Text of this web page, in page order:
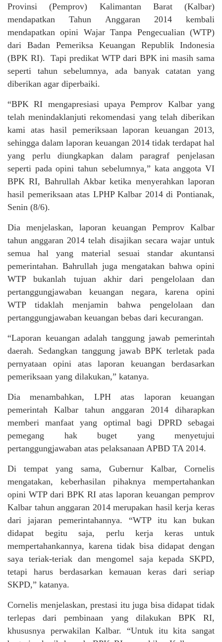
Provinsi (Pemprov) Kalimantan Barat (Kalbar)
mendapatkan Tahun Anggaran 2014 kembali
mendapatkan opini Wajar Tanpa Pengecualian (WTP)
dari Badan Pemeriksa Keuangan Republik Indonesia
(BPK RI). Tapi predikat WTP dari BPK ini masih sama
seperti tahun sebelumnya, ada banyak catatan yang
diberikan agar diperbaiki.
“BPK RI mengapresiasi upaya Pemprov Kalbar yang
telah menindaklanjuti rekomendasi yang telah diberikan
kami atas hasil pemeriksaan laporan keuangan 2013,
sehingga dalam laporan keuangan 2014 tidak terdapat hal
yang perlu diungkapkan dalam paragraf penjelasan
seperti pada opini tahun sebelumnya,” kata anggota VI
BPK RI, Bahrullah Akbar ketika menyerahkan laporan
hasil pemeriksaan atas LPHP Kalbar 2014 di Pontianak,
Senin (8/6).
Dia menjelaskan, laporan keuangan Pemprov Kalbar
tahun anggaran 2014 telah disajikan secara wajar untuk
semua hal yang material sesuai standar akuntansi
pemerintahan. Bahrullah juga mengatakan bahwa opini
WTP bukanlah tujuan akhir dari pengelolaan dan
pertanggungjawaban keuangan negara, karena opini
WTP tidaklah menjamin bahwa pengelolaan dan
pertanggungjawaban keuangan bebas dari kecurangan.
“Laporan keuangan adalah tanggung jawab pemerintah
daerah. Sedangkan tanggung jawab BPK terletak pada
pernyataan opini atas laporan keuangan berdasarkan
pemeriksaan yang dilakukan,” katanya.
Dia menambahkan, LPH atas laporan keuangan
pemerintah Kalbar tahun anggaran 2014 diharapkan
memberi manfaat yang optimal bagi DPRD sebagai
pemegang hak buget yang menyetujui
pertanggungjawaban atas pelaksanaan APBD TA 2014.
Di tempat yang sama, Gubernur Kalbar, Cornelis
mengatakan, keberhasilan pihaknya mempertahankan
opini WTP dari BPK RI atas laporan keuangan pemprov
Kalbar tahun anggaran 2014 merupakan hasil kerja keras
dari jajaran pemerintahannya. “WTP itu kan bukan
didapat begitu saja, perlu kerja keras untuk
mempertahankannya, karena tidak bisa didapat dengan
saya teriak-teriak dan mengomel saja kepada SKPD,
tetapi harus berdasarkan kemauan keras dari seriap
SKPD,” katanya.
Cornelis menjelaskan, prestasi itu juga bisa didapat tidak
terlepas dari pembinaan yang dilakukan BPK RI,
khususnya perwakilan Kalbar. “Untuk itu kita sangat